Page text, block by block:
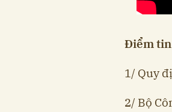
Điểm tin
1/ Quy
2/ Bộ